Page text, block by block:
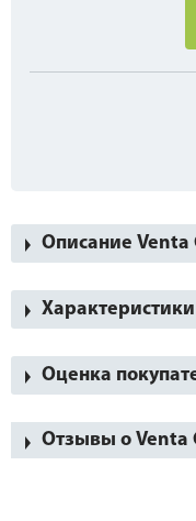
Описание Venta
Оценка
Отзывы о Venta